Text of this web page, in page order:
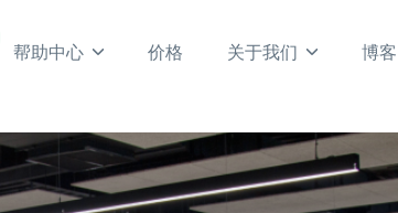
帮助中心 价格 关于我们 博客